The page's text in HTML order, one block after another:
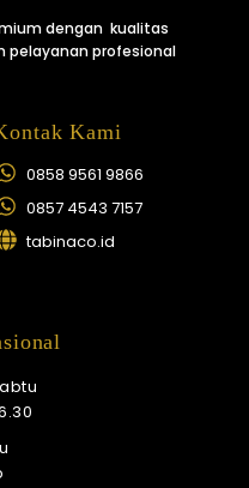
dengan kualitas
pelayanan profesional
Kami
0858 9561 9866
0857 4543 7157
tabinaco.id